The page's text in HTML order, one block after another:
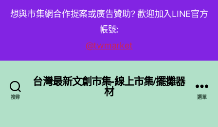
想與市集網合作提案或廣告贊助? 歡迎加入LINE官方
帳號:
@twmarket
搜尋
台灣最新文創市集-線上市集/擺攤器
材 選單